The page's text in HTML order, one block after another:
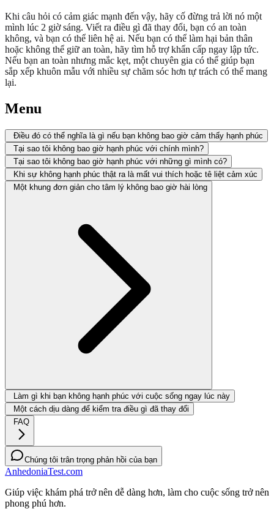
Khi câu hỏi có cảm giác mạnh đến vậy, hãy cố đừng trả lời nó một
mình lúc 2 giờ sáng. Viết ra điều gì đã thay đổi, bạn có an toàn
không, và bạn có thể liên hệ ai. Nếu bạn có thể làm hại bản thân
hoặc không thể giữ an toàn, hãy tìm hỗ trợ khẩn cấp ngay lập tức.
Nếu bạn an toàn nhưng mắc kẹt, một chuyên gia có thể giúp bạn
sắp xếp khuôn mẫu với nhiều sự chăm sóc hơn tự trách có thể mang
lại.
Menu
Điều đó có thể nghĩa là gì nếu bạn không bao giờ cảm thấy hạnh phúc
Tại sao tôi không bao giờ hạnh phúc với chính mình?
Tại sao tôi không bao giờ hạnh phúc với những gì mình có?
Khi sự không hạnh phúc thật ra là mất vui thích hoặc tê liệt cảm xúc
Một khung đơn giản cho tâm lý không bao giờ hài lòng
Làm gì khi bạn không hạnh phúc với cuộc sống ngay lúc này
Một cách dịu dàng để kiểm tra điều gì đã thay đổi
FAQ
Chúng tôi trân trọng phản hồi của bạn
AnhedoniaTest.com
Giúp việc khám phá trở nên dễ dàng hơn, làm cho cuộc sống trở nên
phong phú hơn.